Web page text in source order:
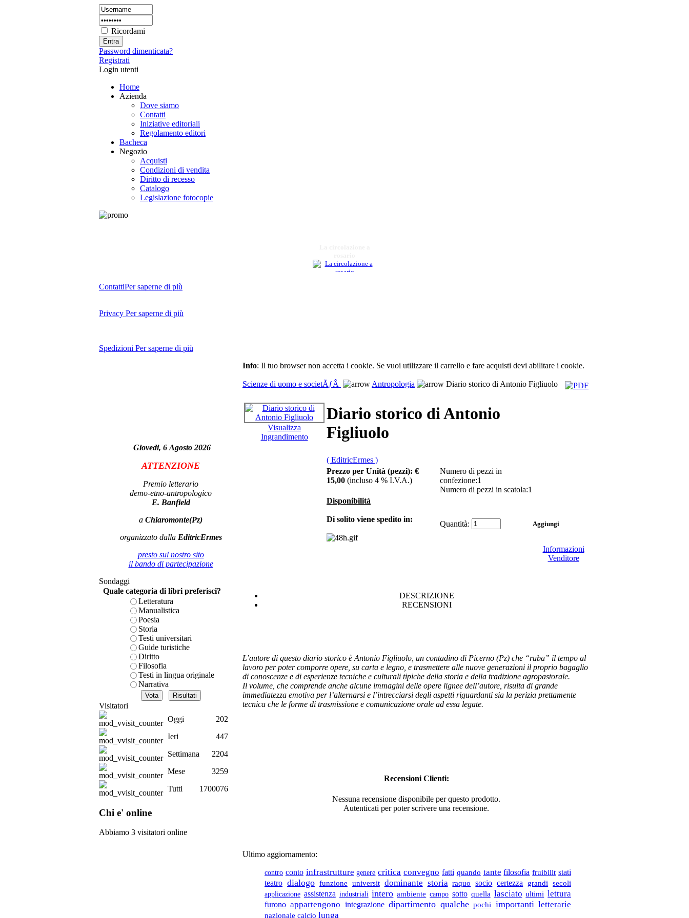
Ricordami
Password dimenticata?
Registrati
Login utenti
Home
Azienda
Dove siamo
Contatti
Iniziative editoriali
Regolamento editori
Bacheca
Negozio
Acquisti
Condizioni di vendita
Diritto di recesso
Catalogo
Legislazione fotocopie
montagna
Narrativa di quanto
occorsoÃ¢â‚¬Â¦
€ 40,00
Ferrandina 2005
€ 12,00
Basilicata. Quale
futuro?
€ 14,00
€ 11,00
Nellâ€™occhio caldo
€ 20,00
€ 22,00
ContattiPer saperne di più
Privacy Per saperne di più
Spedizioni Per saperne di più
Giovedi, 6 Agosto 2026
ATTENZIONE
Premio letterario
demo-etno-antropologico
E. Banfield
a Chiaromonte(Pz)
organizzato dalla EditricErmes
presto sul nostro sito
il bando di partecipazione
Sondaggi
Quale categoria di libri preferisci?
Letteratura
Manualistica
Poesia
Storia
Testi universitari
Guide turistiche
Diritto
Filosofia
Testi in lingua originale
Narrativa
Visitatori
Oggi
202
Ieri
447
Settimana
2204
Mese
3259
Tutti
1700076
Chi e' online
Abbiamo 3 visitatori online
Info: Il tuo browser non accetta i cookie. Se vuoi utilizzare il carrello e fare acquisti devi abilitare i cookie.
Scienze di uomo e societÃƒÂ Antropologia Diario storico di Antonio Figliuolo
Visualizza
Ingrandimento
Diario storico di Antonio
Figliuolo
( EditricErmes )
Prezzo per Unità (pezzi): €
15,00 (incluso 4 % I.V.A.)
Numero di pezzi in
confezione:1
Numero di pezzi in scatola:1
Disponibilità
Di solito viene spedito in: Quantità:
Informazioni
Venditore
DESCRIZIONE
RECENSIONI
L’autore di questo diario storico è Antonio Figliuolo, un contadino di Picerno (Pz) che “ruba” il tempo al
lavoro per poter comporre opere, su carta e legno, e trasmettere alle nuove generazioni il proprio bagaglio
di conoscenze e di esperienze tecniche e culturali tipiche della storia e della tradizione agropastorale.
Il volume, che comprende anche alcune immagini delle opere lignee dell’autore, risulta di grande
immediatezza emotiva per l’alternarsi e l’intrecciarsi degli aspetti riguardanti sia la perizia prettamente
tecnica che le forme di trasmissione e comunicazione orale ad essa legate.
Recensioni Clienti:
Nessuna recensione disponibile per questo prodotto.
Autenticati per poter scrivere una recensione.
Ultimo aggiornamento:
contro conto infrastrutture genere critica convegno fatti quando tante filosofia fruibilit stati
teatro dialogo funzione universit dominante storia raquo socio certezza grandi
secoli
applicazione assistenza industriali intero ambiente campo sotto quella lasciato ultimi lettura
furono appartengono integrazione dipartimento qualche pochi importanti letterarie
nazionale calcio lunga